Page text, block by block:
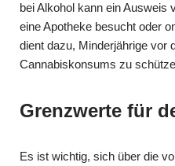
bei Alkohol kann ein Ausweis
eine Apotheke besucht oder
dient dazu, Minderjährige vor
Cannabiskonsums zu
Grenzwerte für
Es ist wichtig, sich über die